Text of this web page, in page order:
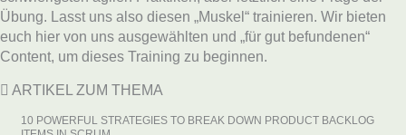
Übung. Lasst uns also diesen „Muskel“ trainieren. Wir bieten
euch hier von uns ausgewählten und „für gut befundenen“
Content, um dieses Training zu beginnen.
ARTIKEL ZUM THEMA
10 POWERFUL STRATEGIES TO BREAK DOWN PRODUCT BACKLOG